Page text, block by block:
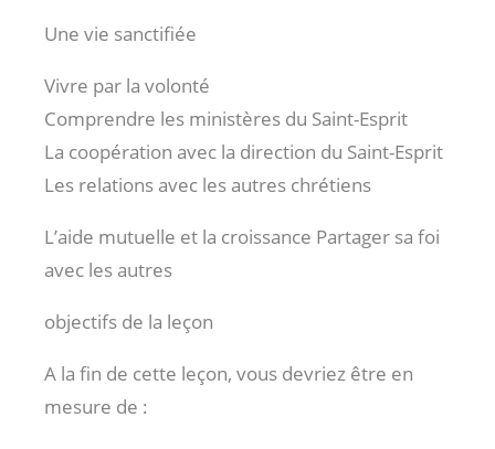
Une vie sanctifiée
Vivre par la volonté
Comprendre les ministères du Saint-Esprit
La coopération avec la direction du Saint-Esprit
Les relations avec les autres chrétiens
L’aide mutuelle et la croissance Partager sa foi
avec les autres
objectifs de la leçon
A la fin de cette leçon, vous devriez être en
mesure de :